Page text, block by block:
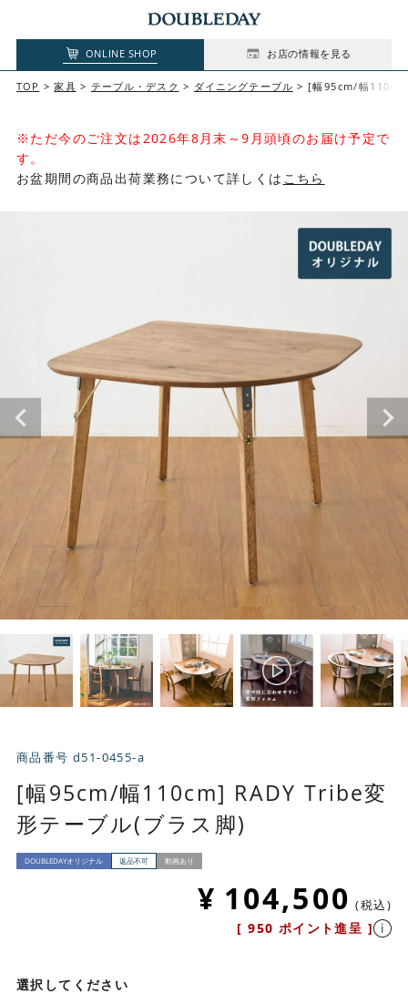
ONLINE SHOP お店の情報を見る
TOP 家具 テーブル・デスク ダイニングテーブル [幅95cm/幅
※ただ今のご注文は2026年8月末～9月頭頃のお届け予定で
す。
お盆期間の商品出荷業務について詳しくは こちら
商品番号 d51-0455-a
[幅95cm/幅110cm] RADY Tribe変
形テーブル(ブラス脚)
DOUBLEDAYオリジナル 返品不可 動画あり
¥ 104,500 税込
[ 950 ポイント進呈 ]
選択してください